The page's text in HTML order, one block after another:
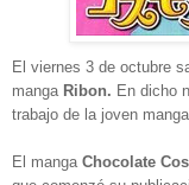
El viernes 3 de octubre
manga Ribon. En dicho
trabajo de la joven
El manga Chocolate